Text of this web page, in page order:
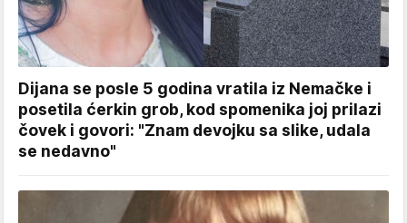
Dijana se posle 5 godina vratila iz Nemačke i
posetila ćerkin grob, kod spomenika joj prilazi
čovek i govori: "Znam devojku sa slike, udala
se nedavno"